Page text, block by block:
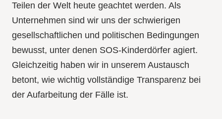
Teilen der Welt heute geachtet werden. Als
Unternehmen sind wir uns der schwierigen
gesellschaftlichen und politischen Bedingungen
bewusst, unter denen SOS-Kinderdörfer agiert.
Gleichzeitig haben wir in unserem Austausch
betont, wie wichtig vollständige Transparenz bei
der Aufarbeitung der Fälle ist.